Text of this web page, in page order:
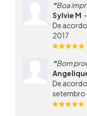
Boa
Sylvie M -
De
2017
Bom
De
setembro